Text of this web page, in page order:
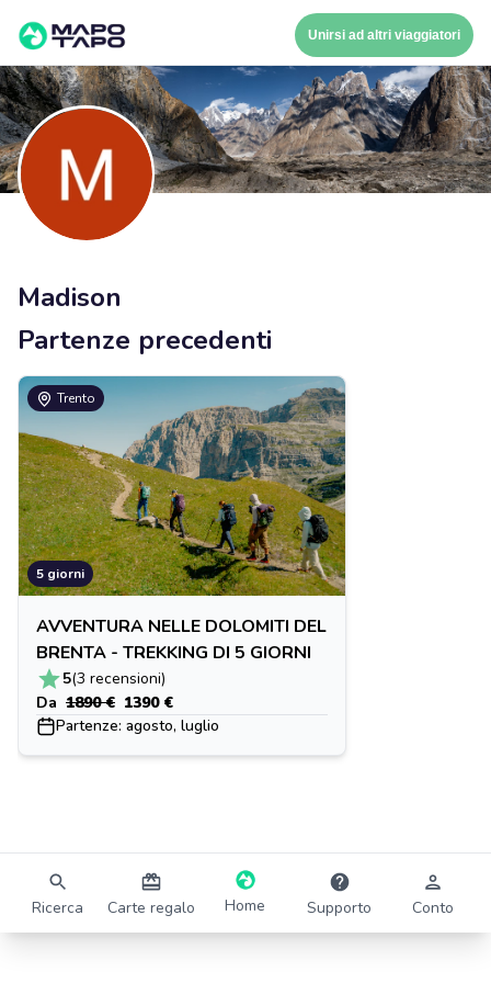
Unirsi ad altri viaggiatori
Madison
Partenze precedenti
5 giorni
Trento
AVVENTURA NELLE DOLOMITI DEL
BRENTA - TREKKING DI 5 GIORNI
5(3 recensioni)
Da 1890 € 1390 €
Partenze: agosto, luglio
Ricerca Carte regalo Home Supporto Conto